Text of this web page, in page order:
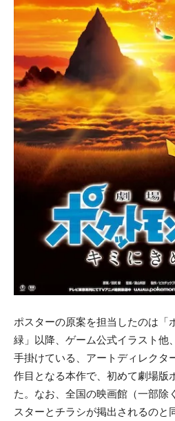
ポスターの原案を担当したのは「
緑」以降、ゲーム公式イラスト他
手掛けている、アートディレクタ
作目となる本作で、初めて劇場版
た。なお、全国の映画館（一部除
スターとチラシが掲出されるのと